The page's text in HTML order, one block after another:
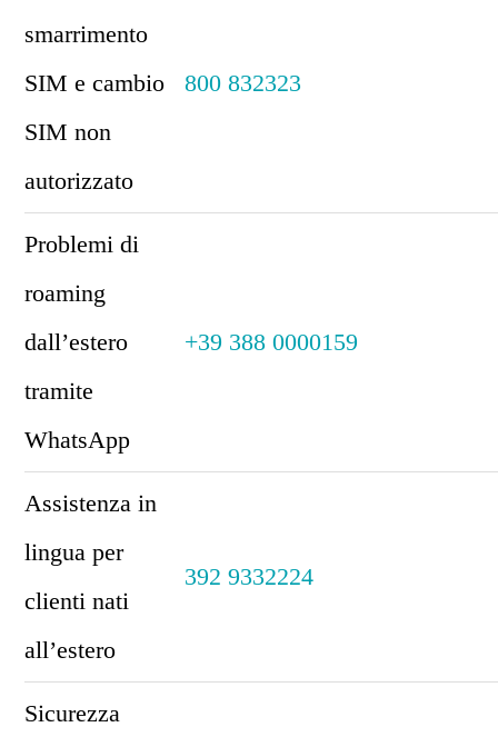
smarrimento
SIM e cambio
SIM non
autorizzato
800 832323
Problemi di
roaming
dall’estero
tramite
WhatsApp
+39 388 0000159
Assistenza in
lingua per
clienti nati
all’estero
392 9332224
Sicurezza